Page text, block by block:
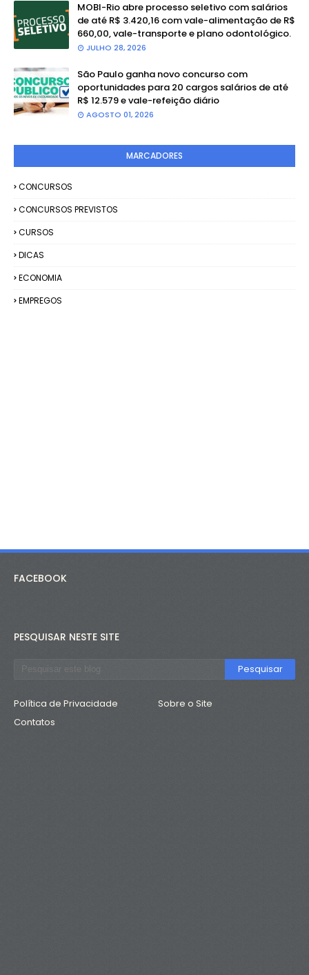
MOBI-Rio abre processo seletivo com salários
de até R$ 3.420,16 com vale-alimentação de R$
660,00, vale-transporte e plano odontológico.
JULHO 28, 2026
São Paulo ganha novo concurso com
oportunidades para 20 cargos salários de até
R$ 12.579 e vale-refeição diário
AGOSTO 01, 2026
MARCADORES
CONCURSOS
CONCURSOS PREVISTOS
CURSOS
DICAS
ECONOMIA
EMPREGOS
FACEBOOK
PESQUISAR NESTE SITE
Política de Privacidade
Sobre o Site
Contatos